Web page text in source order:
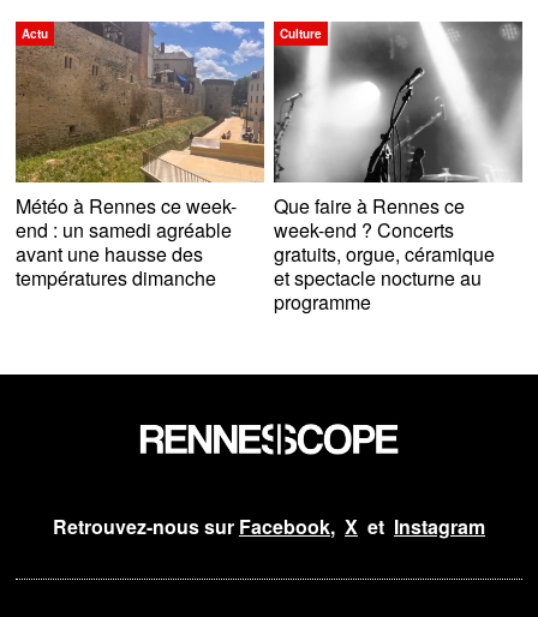
Actu
Météo à Rennes ce week-
end : un samedi agréable
avant une hausse des
températures dimanche
Culture
Que faire à Rennes ce
week-end ? Concerts
gratuits, orgue, céramique
et spectacle nocturne au
programme
Retrouvez-nous sur Facebook, Xet Instagram